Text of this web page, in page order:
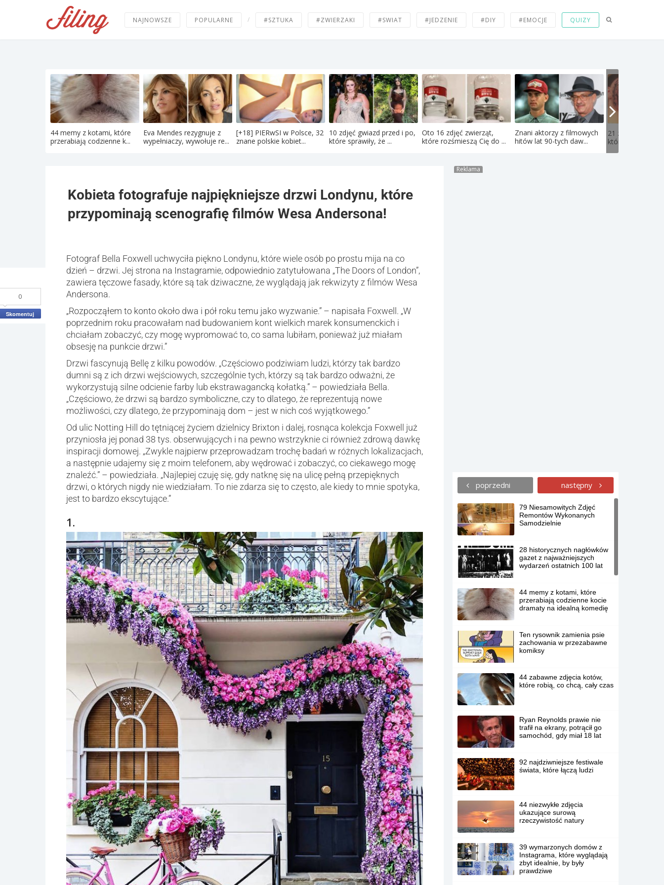
NAJNOWSZE POPULARNE / #SZTUKA #ZWIERZAKI #SWIAT #JEDZENIE #DIY #EMOCJE QUIZY
44 memy z kotami, które
przerabiają codzienne k...
Eva Mendes rezygnuje z
wypełniaczy, wywołuje re...
[+18] PIERwSI w Polsce, 32
znane polskie kobiet...
10 zdjęć gwiazd przed i po,
które sprawiły, że ...
Oto 16 zdjęć zwierząt,
które rozśmieszą Cię do ...
Znani aktorzy z filmowych
hitów lat 90-tych daw...
21 zdjęć
których
Kobieta fotografuje najpiękniejsze drzwi Londynu, które
przypominają scenografię filmów Wesa Andersona!
0
Skomentuj
Fotograf Bella Foxwell uchwyciła piękno Londynu, które wiele osób po prostu mija na co
dzień – drzwi. Jej strona na Instagramie, odpowiednio zatytułowana „The Doors of London”,
zawiera tęczowe fasady, które są tak dziwaczne, że wyglądają jak rekwizyty z filmów Wesa
Andersona.
„Rozpocząłem to konto około dwa i pół roku temu jako wyzwanie.” – napisała Foxwell. „W
poprzednim roku pracowałam nad budowaniem kont wielkich marek konsumenckich i
chciałam zobaczyć, czy mogę wypromować to, co sama lubiłam, ponieważ już miałam
obsesję na punkcie drzwi.”
Drzwi fascynują Bellę z kilku powodów. „Częściowo podziwiam ludzi, którzy tak bardzo
dumni są z ich drzwi wejściowych, szczególnie tych, którzy są tak bardzo odważni, że
wykorzystują silne odcienie farby lub ekstrawagancką kołatką.” – powiedziała Bella.
„Częściowo, że drzwi są bardzo symboliczne, czy to dlatego, że reprezentują nowe
możliwości, czy dlatego, że przypominają dom – jest w nich coś wyjątkowego.”
Od ulic Notting Hill do tętniącej życiem dzielnicy Brixton i dalej, rosnąca kolekcja Foxwell już
przyniosła jej ponad 38 tys. obserwujących i na pewno wstrzyknie ci również zdrową dawkę
inspiracji domowej. „Zwykle najpierw przeprowadzam trochę badań w różnych lokalizacjach,
a następnie udajemy się z moim telefonem, aby wędrować i zobaczyć, co ciekawego mogę
znaleźć.” – powiedziała. „Najlepiej czuję się, gdy natknę się na ulicę pełną przepięknych
drzwi, o których nigdy nie wiedziałam. To nie zdarza się to często, ale kiedy to mnie spotyka,
jest to bardzo ekscytujące.”
1.
Reklama
poprzedni następny
79 Niesamowitych Zdjęć
Remontów Wykonanych
Samodzielnie
28 historycznych nagłówków
gazet z najważniejszych
wydarzeń ostatnich 100 lat
44 memy z kotami, które
przerabiają codzienne kocie
dramaty na idealną komedię
Ten rysownik zamienia psie
zachowania w przezabawne
komiksy
44 zabawne zdjęcia kotów,
które robią, co chcą, cały czas
Ryan Reynolds prawie nie
trafił na ekrany, potrącił go
samochód, gdy miał 18 lat
92 najdziwniejsze festiwale
świata, które łączą ludzi
44 niezwykłe zdjęcia
ukazujące surową
rzeczywistość natury
39 wymarzonych domów z
Instagrama, które wyglądają
zbyt idealnie, by były
prawdziwe